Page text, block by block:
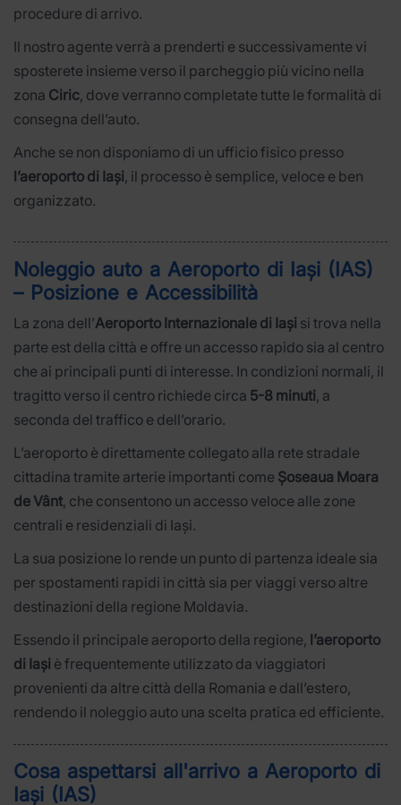
procedure di arrivo.
Il nostro agente verrà a prenderti e successivamente vi
sposterete insieme verso il parcheggio più vicino nella
zona Ciric, dove verranno completate tutte le formalità di
consegna dell’auto.
Anche se non disponiamo di un ufficio fisico presso
l’aeroporto di Iași, il processo è semplice, veloce e ben
organizzato.
Noleggio auto a Aeroporto di Iași (IAS)
– Posizione e Accessibilità
La zona dell’Aeroporto Internazionale di Iași si trova nella
parte est della città e offre un accesso rapido sia al centro
che ai principali punti di interesse. In condizioni normali, il
tragitto verso il centro richiede circa 5-8 minuti, a
seconda del traffico e dell’orario.
L’aeroporto è direttamente collegato alla rete stradale
cittadina tramite arterie importanti come Șoseaua Moara
de Vânt, che consentono un accesso veloce alle zone
centrali e residenziali di Iași.
La sua posizione lo rende un punto di partenza ideale sia
per spostamenti rapidi in città sia per viaggi verso altre
destinazioni della regione Moldavia.
Essendo il principale aeroporto della regione, l’aeroporto
di Iași è frequentemente utilizzato da viaggiatori
provenienti da altre città della Romania e dall’estero,
rendendo il noleggio auto una scelta pratica ed efficiente.
Cosa aspettarsi all'arrivo a Aeroporto di
Iași (IAS)